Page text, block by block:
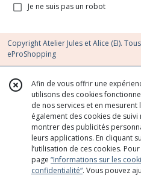
Je ne suis pas un robot
Copyright Atelier Jules et Alice (EI).
eProShopping
Afin de vous offrir une
utilisons des cookies
de nos services et en mesurent
également des cookies de
montrer des publicités
leurs applications. En cliquant
l’utilisation de ces cookies.
page “Informations sur les
confidentialité“. Vous pouvez